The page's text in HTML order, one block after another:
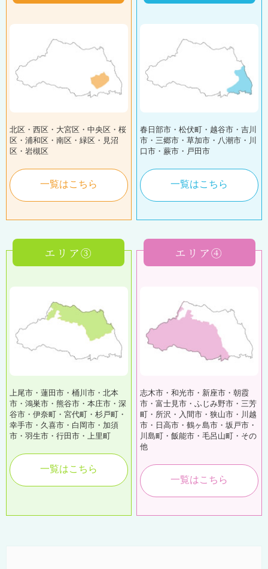
北区・西区・大宮区・中央区・桜
区・浦和区・南区・緑区・見沼
区・岩槻区
一覧はこちら
春日部市・松伏町・越谷市・吉川
市・三郷市・草加市・八潮市・川
口市・蕨市・戸田市
一覧はこちら
エリア③
上尾市・蓮田市・桶川市・北本
市・鴻巣市・熊谷市・本庄市・深
谷市・伊奈町・宮代町・杉戸町・
幸手市・久喜市・白岡市・加須
市・羽生市・行田市・上里町
一覧はこちら
エリア④
志木市・和光市・新座市・朝霞
市・富士見市・ふじみ野市・三芳
町・所沢・入間市・狭山市・川越
市・日高市・鶴ヶ島市・坂戸市・
川島町・飯能市・毛呂山町・その
他
一覧はこちら